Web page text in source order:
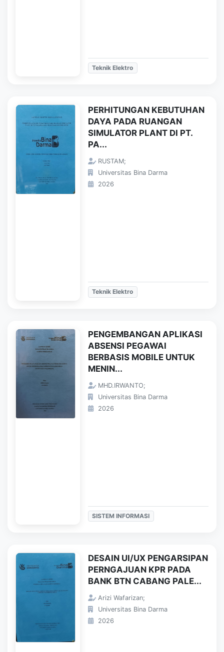
Teknik Elektro
PERHITUNGAN KEBUTUHAN
DAYA PADA RUANGAN
SIMULATOR PLANT DI PT.
PA...
RUSTAM;
Universitas Bina Darma
2026
Teknik Elektro
PENGEMBANGAN APLIKASI
ABSENSI PEGAWAI
BERBASIS MOBILE UNTUK
MENIN...
MHD.IRWANTO;
Universitas Bina Darma
2026
SISTEM INFORMASI
DESAIN UI/UX PENGARSIPAN
PERNGAJUAN KPR PADA
BANK BTN CABANG PALE...
Arizi Wafarizan;
Universitas Bina Darma
2026